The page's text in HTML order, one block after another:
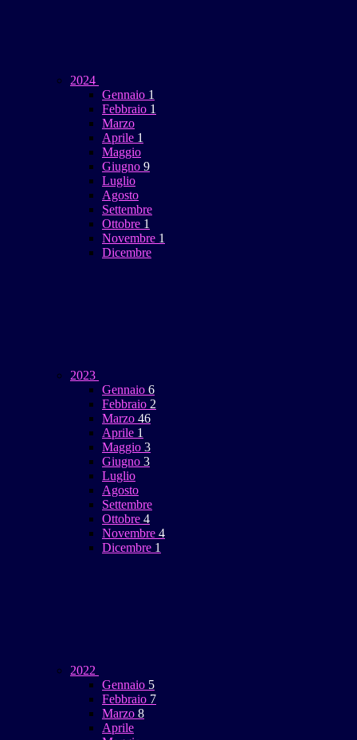
2024
Gennaio 1
Febbraio 1
Marzo
Aprile 1
Maggio
Giugno 9
Luglio
Agosto
Settembre
Ottobre 1
Novembre 1
Dicembre
2023
Gennaio 6
Febbraio 2
Marzo 46
Aprile 1
Maggio 3
Giugno 3
Luglio
Agosto
Settembre
Ottobre 4
Novembre 4
Dicembre 1
2022
Gennaio 5
Febbraio 7
Marzo 8
Aprile